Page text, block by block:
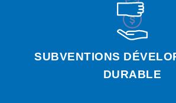
SUBVENTIONS
DURABLE